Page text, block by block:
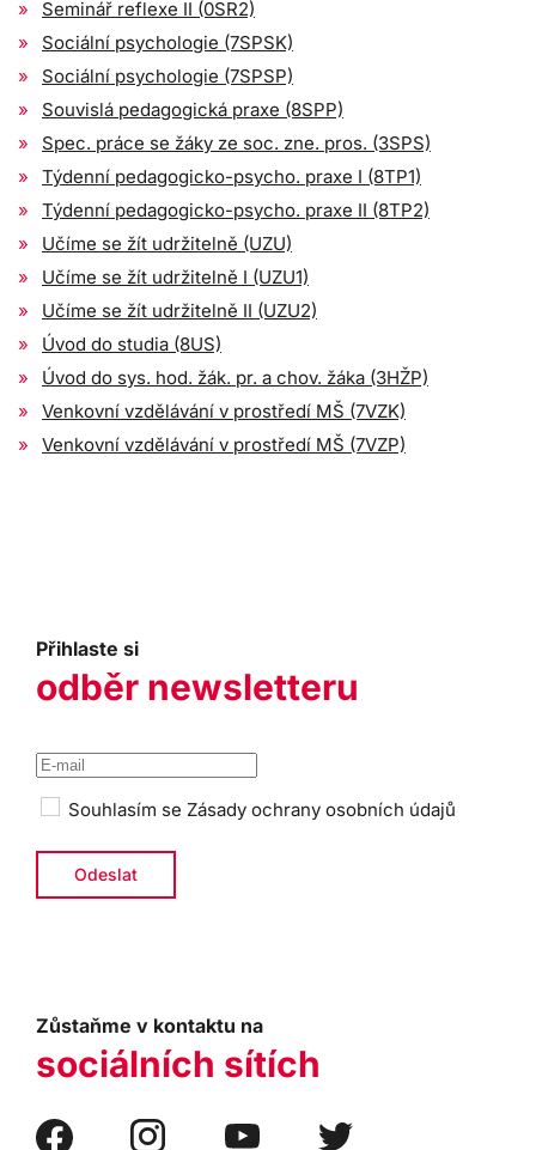
Seminář reflexe II (0SR2)
Sociální psychologie (7SPSK)
Sociální psychologie (7SPSP)
Souvislá pedagogická praxe (8SPP)
Spec. práce se žáky ze soc. zne. pros. (3SPS)
Týdenní pedagogicko-psycho. praxe I (8TP1)
Týdenní pedagogicko-psycho. praxe II (8TP2)
Učíme se žít udržitelně (UZU)
Učíme se žít udržitelně I (UZU1)
Učíme se žít udržitelně II (UZU2)
Úvod do studia (8US)
Úvod do sys. hod. žák. pr. a chov. žáka (3HŽP)
Venkovní vzdělávání v prostředí MŠ (7VZK)
Venkovní vzdělávání v prostředí MŠ (7VZP)
Přihlaste si
odběr newsletteru
Souhlasím se Zásady ochrany osobních údajů
Zůstaňme v kontaktu na
sociálních sítích